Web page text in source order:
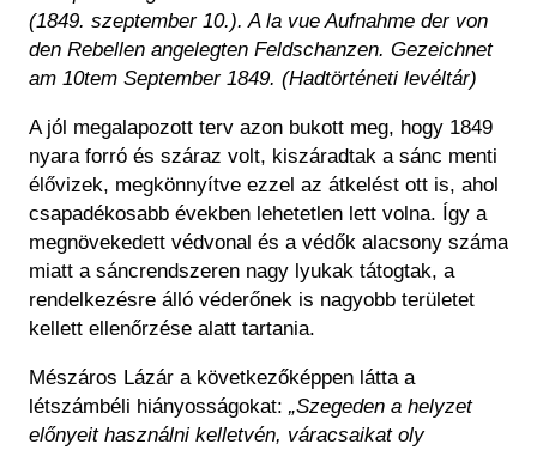
(1849. szeptember 10.). A la vue Aufnahme der von
den Rebellen angelegten Feldschanzen. Gezeichnet
am 10tem September 1849. (Hadtörténeti levéltár)
A jól megalapozott terv azon bukott meg, hogy 1849
nyara forró és száraz volt, kiszáradtak a sánc menti
élővizek, megkönnyítve ezzel az átkelést ott is, ahol
csapadékosabb években lehetetlen lett volna. Így a
megnövekedett védvonal és a védők alacsony száma
miatt a sáncrendszeren nagy lyukak tátogtak, a
rendelkezésre álló véderőnek is nagyobb területet
kellett ellenőrzése alatt tartania.
Mészáros Lázár a következőképpen látta a
létszámbéli hiányosságokat: „Szegeden a helyzet
előnyeit használni kelletvén, váracsaikat oly